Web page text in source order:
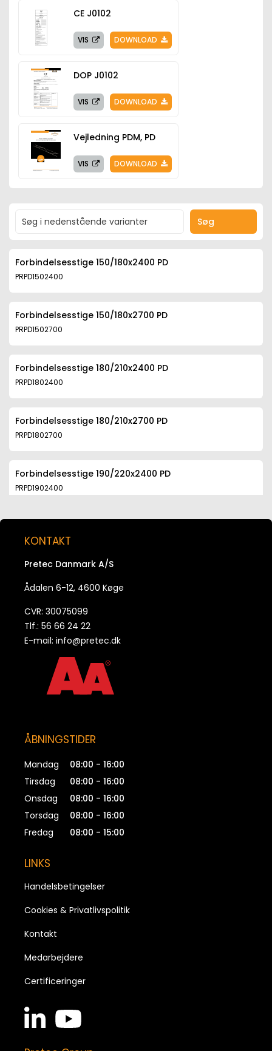
CE J0102
VIS DOWNLOAD
DOP J0102
VIS DOWNLOAD
Vejledning PDM, PD
VIS DOWNLOAD
Søg
Forbindelsesstige 150/180x2400 PD
PRPD1502400
Forbindelsesstige 150/180x2700 PD
PRPD1502700
Forbindelsesstige 180/210x2400 PD
PRPD1802400
Forbindelsesstige 180/210x2700 PD
PRPD1802700
Forbindelsesstige 190/220x2400 PD
PRPD1902400
PRPD2002400
Forbindelsesstige 200/230x2700 PD
PRPD2002700
Forbindelsesstige 210/240x2400 PD
PRPD2102400
KONTAKT
Pretec Danmark A/S
Ådalen 6-12, 4600 Køge
CVR: 30075099
Tlf.: 56 66 24 22
E-mail: info@pretec.dk
ÅBNINGSTIDER
Mandag
08:00 - 16:00
Tirsdag
08:00 - 16:00
Onsdag
08:00 - 16:00
Torsdag
08:00 - 16:00
Fredag
08:00 - 15:00
LINKS
Handelsbetingelser
Cookies & Privatlivspolitik
Kontakt
Medarbejdere
Certificeringer
linkedin
in